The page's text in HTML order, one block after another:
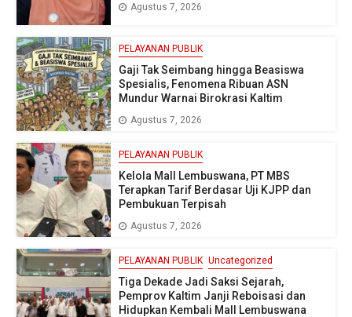
Agustus 7, 2026
PELAYANAN PUBLIK
Gaji Tak Seimbang hingga Beasiswa
Spesialis, Fenomena Ribuan ASN
Mundur Warnai Birokrasi Kaltim
Agustus 7, 2026
PELAYANAN PUBLIK
Kelola Mall Lembuswana, PT MBS
Terapkan Tarif Berdasar Uji KJPP dan
Pembukuan Terpisah
Agustus 7, 2026
PELAYANAN PUBLIK Uncategorized
Tiga Dekade Jadi Saksi Sejarah,
Pemprov Kaltim Janji Reboisasi dan
Hidupkan Kembali Mall Lembuswana